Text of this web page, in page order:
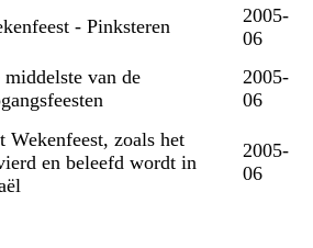
- Pinksteren
2005-
06
middelste van de
2005-
06
Wekenfeest, zoals het
en beleefd wordt in
2005-
06